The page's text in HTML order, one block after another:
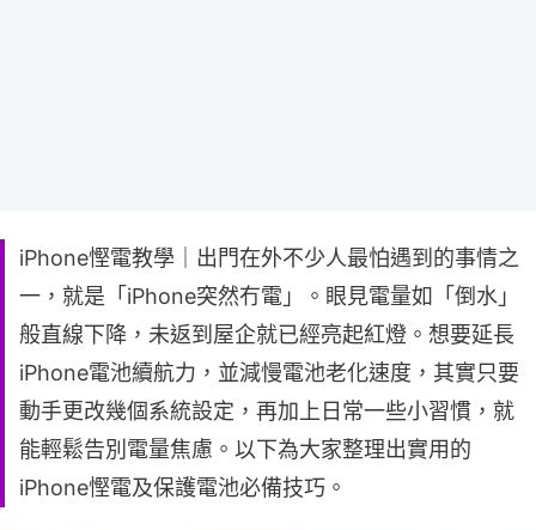
iPhone慳電教學｜出門在外不少人最怕遇到的事情之
一，就是「iPhone突然冇電」。眼見電量如「倒水」
般直線下降，未返到屋企就已經亮起紅燈。想要延長
iPhone電池續航力，並減慢電池老化速度，其實只要
動手更改幾個系統設定，再加上日常一些小習慣，就
能輕鬆告別電量焦慮。以下為大家整理出實用的
iPhone慳電及保護電池必備技巧。